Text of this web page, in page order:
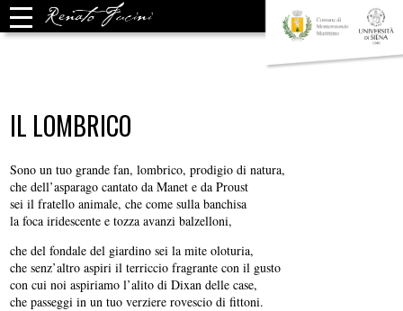
IL LOMBRICO
Sono un tuo grande fan, lombrico, prodigio di natura,
che dell’asparago cantato da Manet e da Proust
sei il fratello animale, che come sulla banchisa
la foca iridescente e tozza avanzi balzelloni,
che del fondale del giardino sei la mite oloturia,
che senz’altro aspiri il terriccio fragrante con il gusto
con cui noi aspiriamo l’alito di Dixan delle case,
che passeggi in un tuo verziere rovescio di fittoni.